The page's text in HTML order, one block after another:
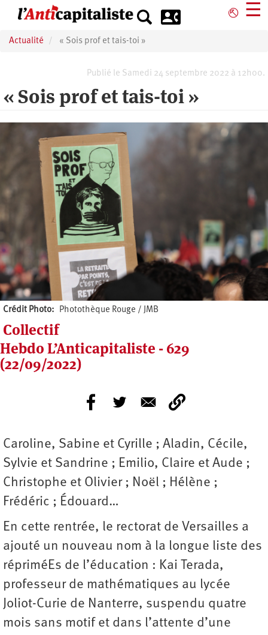
principal
⎋ ☰
Actualité « Sois prof et tais-toi »
Publié le Samedi 24 septembre 2022 à 12h00.
« Sois prof et tais-toi »
Crédit Photo Photothèque Rouge / JMB
Collectif
Hebdo L’Anticapitaliste - 629
(22/09/2022)
Caroline, Sabine et Cyrille ; Aladin, Cécile,
Sylvie et Sandrine ; Emilio, Claire et Aude ;
Christophe et Olivier ; Noël ; Hélène ;
Frédéric ; Édouard…
En cette rentrée, le rectorat de Versailles a
ajouté un nouveau nom à la longue liste des
répriméEs de l’éducation : Kai Terada,
professeur de mathématiques au lycée
Joliot-Curie de Nanterre, suspendu quatre
mois sans motif et dans l’attente d’une